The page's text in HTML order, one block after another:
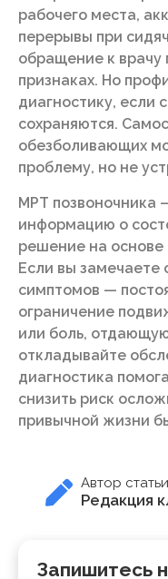
рабочего места,
перерывы при
обращение к врачу
признаках. Но
диагностику, если
сохраняются.
обезболивающих
проблему, но не
МРТ позвоночника
информацию о
решение на
Если вы замечаете
симптомов —
ограничение
или боль,
откладывайте
диагностика
снизить риск
привычной жизни
Автор статьи
Редакция
Запишитесь